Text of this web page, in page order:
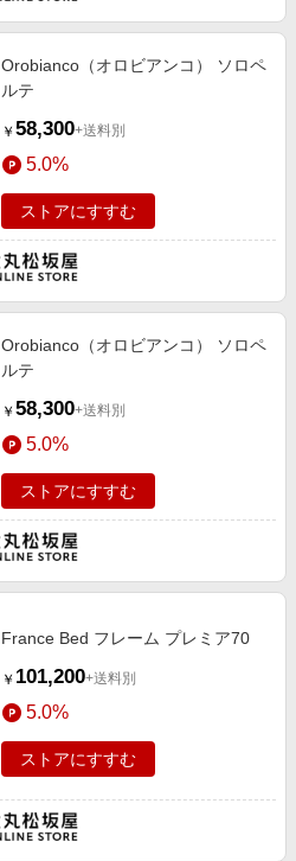
Orobianco（オロビアンコ） ソロペ
ルテ
￥ 58,300+送料別
5.0%
ストアにすすむ
Orobianco（オロビアンコ） ソロペ
ルテ
￥ 58,300+送料別
5.0%
ストアにすすむ
France Bed フレーム プレミア70
￥ 101,200+送料別
5.0%
ストアにすすむ